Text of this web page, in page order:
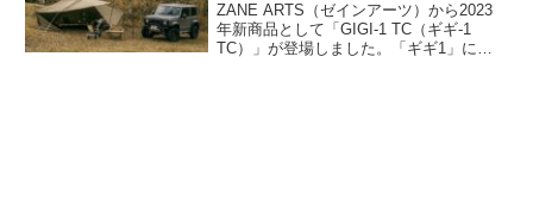
ZANE ARTS（ゼインアーツ）から2023
年新商品として「GIGI-1 TC（ギギ-1
TC）」が登場しました。「ギギ1」にス